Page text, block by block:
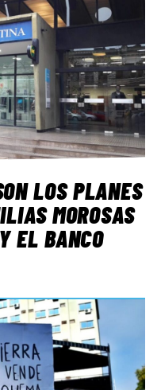
LOS PLANES
MOROSAS
EL BANCO